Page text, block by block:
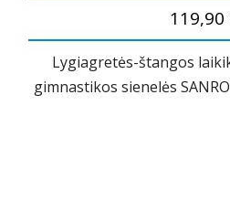
119,90
Lygiagretės-štangos
gimnastikos sienelės